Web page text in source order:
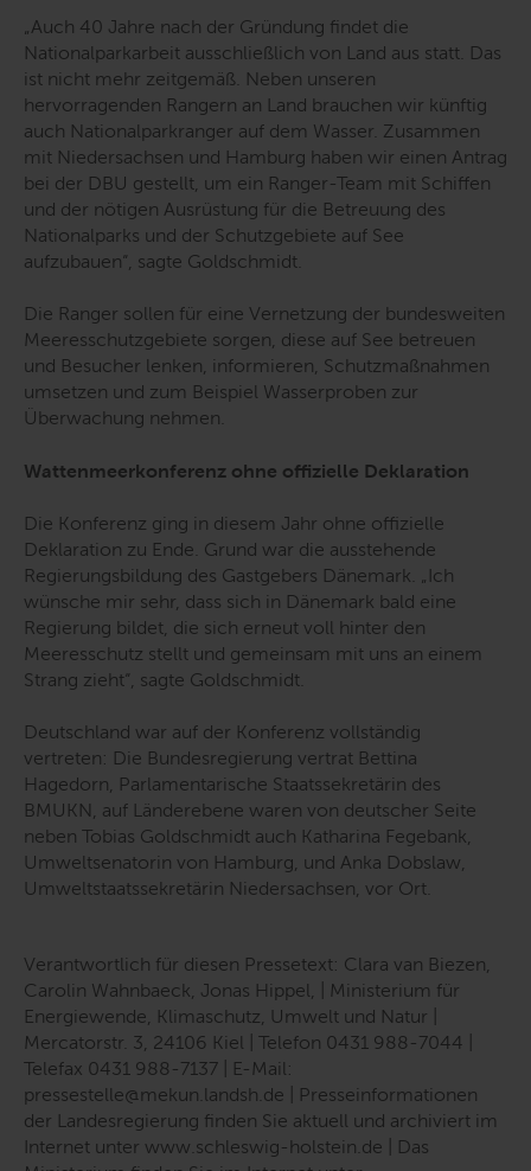
„Auch 40 Jahre nach der Gründung findet die
Nationalparkarbeit ausschließlich von Land aus statt. Das
ist nicht mehr zeitgemäß. Neben unseren
hervorragenden Rangern an Land brauchen wir künftig
auch Nationalparkranger auf dem Wasser. Zusammen
mit Niedersachsen und Hamburg haben wir einen Antrag
bei der DBU gestellt, um ein Ranger-Team mit Schiffen
und der nötigen Ausrüstung für die Betreuung des
Nationalparks und der Schutzgebiete auf See
aufzubauen“, sagte Goldschmidt.
Die Ranger sollen für eine Vernetzung der bundesweiten
Meeresschutzgebiete sorgen, diese auf See betreuen
und Besucher lenken, informieren, Schutzmaßnahmen
umsetzen und zum Beispiel Wasserproben zur
Überwachung nehmen.
Wattenmeerkonferenz ohne offizielle Deklaration
Die Konferenz ging in diesem Jahr ohne offizielle
Deklaration zu Ende. Grund war die ausstehende
Regierungsbildung des Gastgebers Dänemark. „Ich
wünsche mir sehr, dass sich in Dänemark bald eine
Regierung bildet, die sich erneut voll hinter den
Meeresschutz stellt und gemeinsam mit uns an einem
Strang zieht“, sagte Goldschmidt.
Deutschland war auf der Konferenz vollständig
vertreten: Die Bundesregierung vertrat Bettina
Hagedorn, Parlamentarische Staatssekretärin des
BMUKN, auf Länderebene waren von deutscher Seite
neben Tobias Goldschmidt auch Katharina Fegebank,
Umweltsenatorin von Hamburg, und Anka Dobslaw,
Umweltstaatssekretärin Niedersachsen, vor Ort.
Verantwortlich für diesen Pressetext: Clara van Biezen,
Carolin Wahnbaeck, Jonas Hippel, | Ministerium für
Energiewende, Klimaschutz, Umwelt und Natur |
Mercatorstr. 3, 24106 Kiel | Telefon 0431 988-7044 |
Telefax 0431 988-7137 | E-Mail:
pressestelle@mekun.landsh.de | Presseinformationen
der Landesregierung finden Sie aktuell und archiviert im
Internet unter www.schleswig-holstein.de | Das